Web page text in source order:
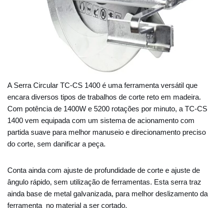
A Serra Circular TC-CS 1400 é uma ferramenta versátil que
encara diversos tipos de trabalhos de corte reto em madeira.
Com potência de 1400W e 5200 rotações por minuto, a TC-CS
1400 vem equipada com um sistema de acionamento com
partida suave para melhor manuseio e direcionamento preciso
do corte, sem danificar a peça.
Conta ainda com ajuste de profundidade de corte e ajuste de
ângulo rápido, sem utilização de ferramentas. Esta serra traz
ainda base de metal galvanizada, para melhor deslizamento da
ferramenta no material a ser cortado.